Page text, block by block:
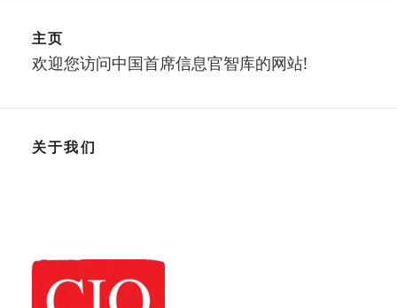
主页
欢迎您访问中国首席信息官智库的网站!
关于我们